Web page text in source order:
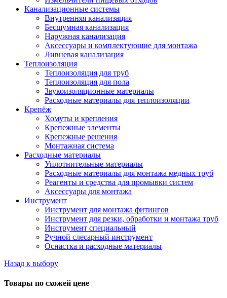
Канализационные системы
Внутренняя канализация
Бесшумная канализация
Наружная канализация
Аксессуары и комплектующие для монтажа
Ливневая канализация
Теплоизоляция
Теплоизоляция для труб
Теплоизоляция для пола
Звукоизоляционные материалы
Расходные материалы для теплоизоляции
Крепёж
Хомуты и крепления
Крепежные элементы
Крепежные решения
Монтажная система
Расходные материалы
Уплотнительные материалы
Расходные материалы для монтажа медных труб
Реагенты и средства для промывки систем
Аксессуары для монтажа
Инструмент
Инструмент для монтажа фитингов
Инструмент для резки, обработки и монтажа труб
Инструмент специальный
Ручной слесарный инструмент
Оснастка и расходные материалы
Назад к выбору
Товары по схожей цене